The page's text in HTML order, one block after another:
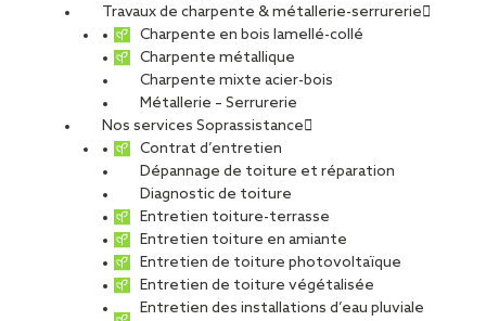
Travaux de charpente & métallerie-serrurerie
Charpente en bois lamellé-collé
Charpente métallique
Charpente mixte acier-bois
Métallerie – Serrurerie
Nos services Soprassistance
Contrat d’entretien
Dépannage de toiture et réparation
Diagnostic de toiture
Entretien toiture-terrasse
Entretien toiture en amiante
Entretien de toiture photovoltaïque
Entretien de toiture végétalisée
Entretien des installations d’eau pluviale